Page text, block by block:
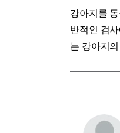
강아지를
반적인 검
는 강아지